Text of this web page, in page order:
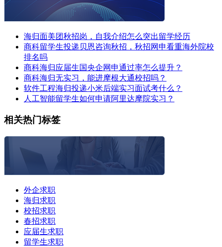
海归面美团秋招岗，自我介绍怎么突出留学经历
商科留学生投递贝恩咨询秋招，秋招网申看重海外院校
排名吗
商科海归应届生国央企网申通过率怎么提升？
商科海归无实习，能进摩根大通校招吗？
软件工程海归投递小米后端实习面试考什么？
人工智能留学生如何申请阿里达摩院实习？
相关热门标签
外企求职
海归求职
校招求职
春招求职
应届生求职
留学生求职